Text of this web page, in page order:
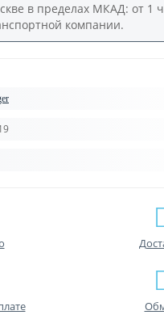
в пределах МКАД: от 1
компании.